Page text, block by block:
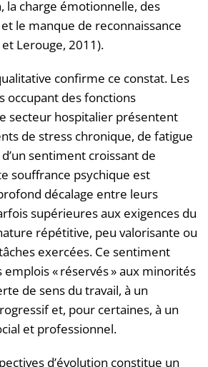
la charge émotionnelle, des
le manque de reconnaissance
Lerouge, 2011).
confirme ce constat. Les
occupant des fonctions
secteur hospitalier présentent
de stress chronique, de fatigue
sentiment croissant de
souffrance psychique est
décalage entre leurs
supérieures aux exigences du
répétitive, peu valorisante ou
exercées. Ce sentiment
emplois « réservés » aux minorités
de sens du travail, à un
et, pour certaines, à un
et professionnel.
d’évolution constitue un